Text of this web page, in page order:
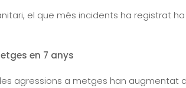
el que més incidents ha registrat
en 7 anys
les agressions a metges han